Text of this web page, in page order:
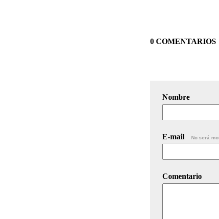
0 COMENTARIOS
Nombre
E-mail No será
Comentario